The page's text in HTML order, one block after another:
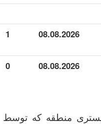
08.08.2026
1
08.08.2026
0